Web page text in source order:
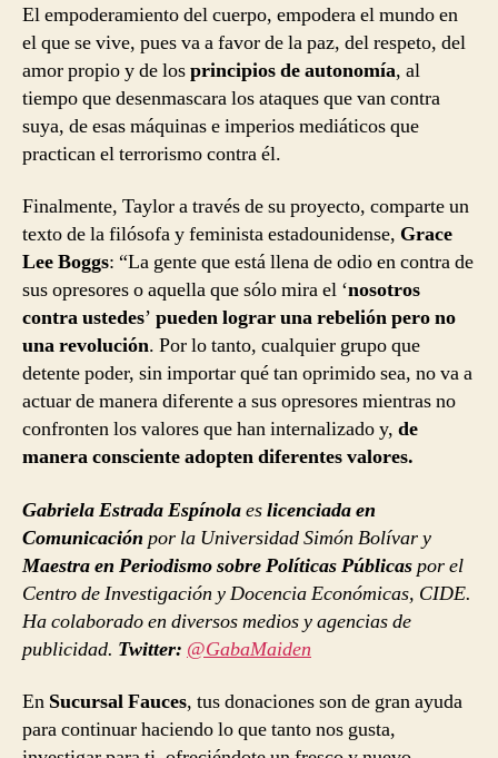
El empoderamiento del cuerpo, empodera el mundo en
el que se vive, pues va a favor de la paz, del respeto, del
amor propio y de losprincipios de autonomía, al
tiempo que desenmascara los ataques que van contra
suya, de esas máquinas e imperios mediáticos que
practican el terrorismo contra él.
Finalmente, Taylor a través de su proyecto, comparte un
texto de la filósofa y feminista estadounidense, Grace
Lee Boggs: “La gente que está llena de odio en contra de
sus opresores o aquella que sólo mira el ‘nosotros
contra ustedes’ pueden lograr una rebelión pero no
una revolución. Por lo tanto, cualquier grupo que
detente poder, sin importar qué tan oprimido sea, no va a
actuar de manera diferente a sus opresores mientras no
confronten los valores que han internalizado y, de
manera consciente adopten diferentes valores.
Gabriela Estrada Espínolaeslicenciada en
Comunicación por la Universidad Simón Bolívar y
Maestra en Periodismo sobre Políticas Públicaspor el
Centro de Investigación y Docencia Económicas, CIDE.
Ha colaborado en diversos medios y agencias de
publicidad. Twitter: @GabaMaiden
En Sucursal Fauces, tus donaciones son de gran ayuda
para continuar haciendo lo que tanto nos gusta,